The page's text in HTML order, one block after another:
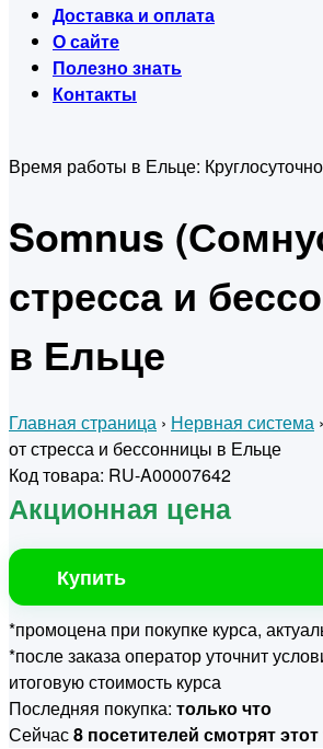
Доставка и оплата
О сайте
Полезно знать
Контакты
Время работы в Ельце:
Somnus
стресса и
в Ельце
Главная страница › Нервная система ›
от стресса и бессонницы в Ельце
Код товара: RU-A00007642
Акционная цена
Купить
*промоцена при покупке курса,
*после заказа оператор уточнит
итоговую стоимость курса
Последняя покупка: только что
Сейчас8 посетителей смотрят